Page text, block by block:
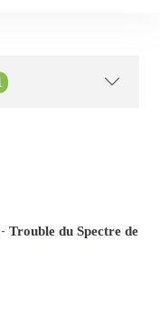
-Trouble du Spectre de